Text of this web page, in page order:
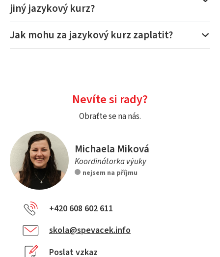
jiný jazykový kurz?
Jak mohu za jazykový kurz zaplatit?
Nevíte si rady?
Obraťte se na nás.
Michaela Miková
Koordinátorka výuky
nejsem na příjmu
+420 608 602 611
skola@spevacek.info
Poslat vzkaz